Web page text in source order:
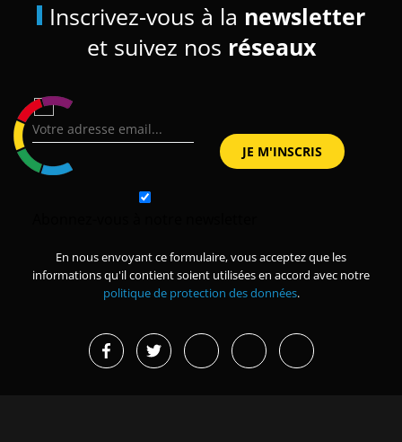
Inscrivez-vous à la newsletter
et suivez nos réseaux
En nous envoyant ce formulaire, vous acceptez que les
informations qu'il contient soient utilisées en accord avec notre
politique de protection des données.